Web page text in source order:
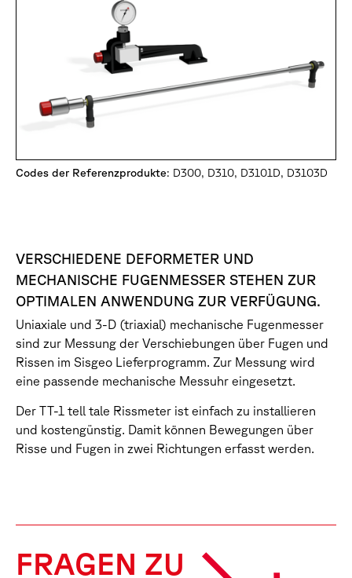
Codes der Referenzprodukte: D300, D310, D3101D, D3103D
VERSCHIEDENE DEFORMETER UND
MECHANISCHE FUGENMESSER STEHEN ZUR
OPTIMALEN ANWENDUNG ZUR VERFÜGUNG.
Uniaxiale und 3-D (triaxial) mechanische Fugenmesser
sind zur Messung der Verschiebungen über Fugen und
Rissen im Sisgeo Lieferprogramm. Zur Messung wird
eine passende mechanische Messuhr eingesetzt.
Der TT-1 tell tale Rissmeter ist einfach zu installieren
und kostengünstig. Damit können Bewegungen über
Risse und Fugen in zwei Richtungen erfasst werden.
FRAGEN ZU